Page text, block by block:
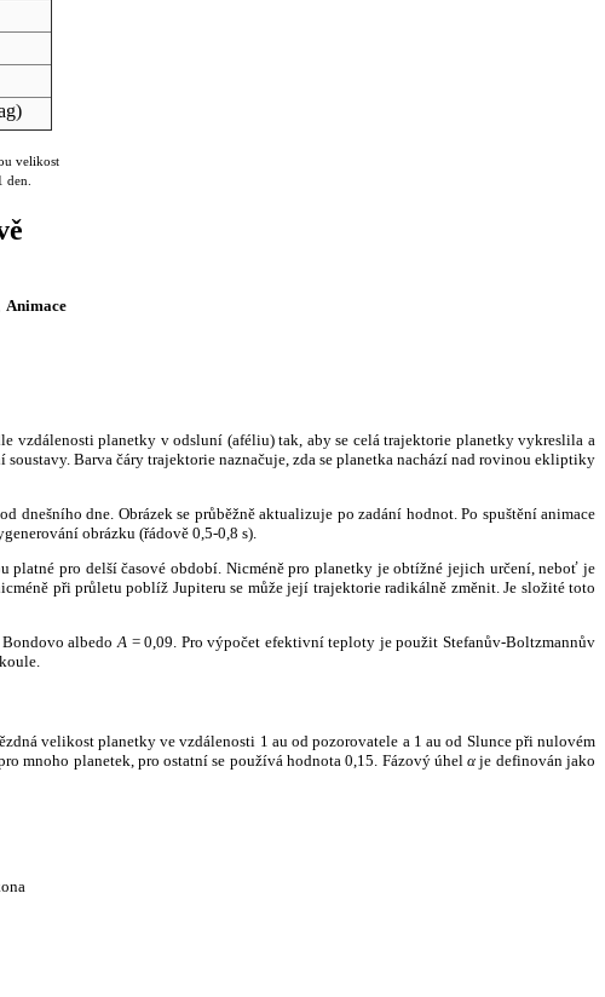
velikost
Animace
vzdálenosti planetky v odsluní (aféliu) tak, aby se celá trajektorie planetky vykreslila a
Barva čáry trajektorie naznačuje, zda se planetka nachází nad rovinou ekliptiky
dnešního dne. Obrázek se průběžně aktualizuje po zadání hodnot. Po spuštění animace
obrázku (řádově 0,5-0,8 s).
platné pro delší časové období. Nicméně pro planetky je obtížné jejich určení, neboť je
při průletu poblíž Jupiteru se může její trajektorie radikálně změnit. Je složité toto
albedo A = 0,09. Pro výpočet efektivní teploty je použit Stefanův-Boltzmannův
velikost planetky ve vzdálenosti 1 au od pozorovatele a 1 au od Slunce při nulovém
mnoho planetek, pro ostatní se používá hodnota 0,15. Fázový úhelα je definován jako